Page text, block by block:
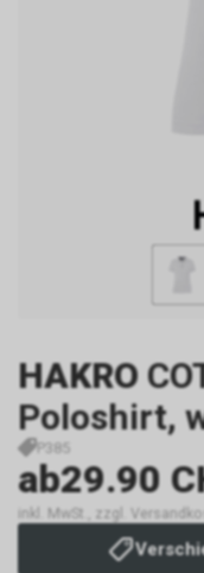
HAKRO
Poloshirt,
P385
ab29.90
inkl. MwSt., zzgl.